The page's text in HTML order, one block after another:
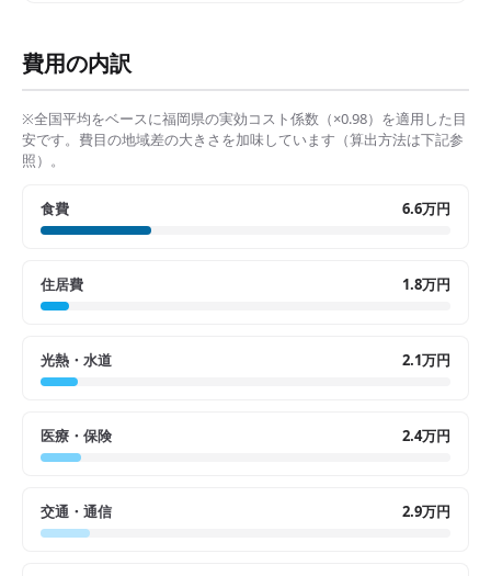
費用の内訳
※全国平均をベースに福岡県の実効コスト係数（×0.98）を適用した目
安です。費目の地域差の大きさを加味しています（算出方法は下記参
照）。
食費 6.6万円
住居費 1.8万円
光熱・水道 2.1万円
医療・保険 2.4万円
交通・通信 2.9万円